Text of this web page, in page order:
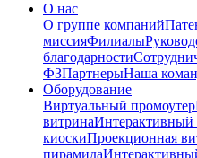
О нас
О группе компаний
миссияФилиалы
благодарности
ФЗПартнерыНаша
Оборудование
Виртуальный промоутер
витринаИнтерактивный
киоскиПроекционная
пирамида